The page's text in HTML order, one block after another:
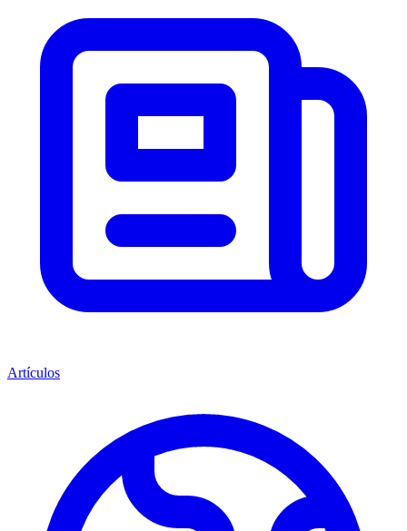
Artículos